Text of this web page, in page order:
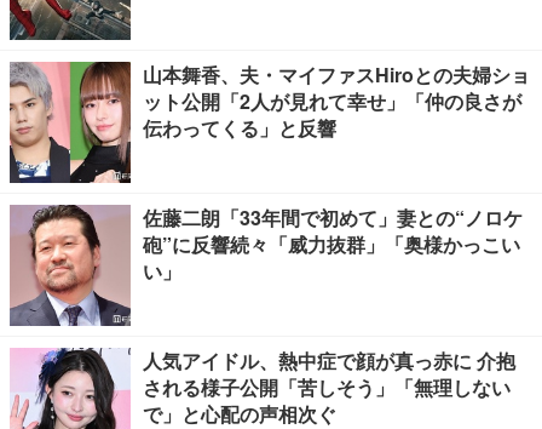
山本舞香、夫・マイファスHiroとの夫婦ショ
ット公開「2人が見れて幸せ」「仲の良さが
伝わってくる」と反響
佐藤二朗「33年間で初めて」妻との“ノロケ
砲”に反響続々「威力抜群」「奥様かっこい
い」
人気アイドル、熱中症で顔が真っ赤に 介抱
される様子公開「苦しそう」「無理しない
で」と心配の声相次ぐ